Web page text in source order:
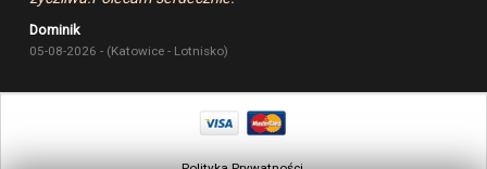
Dominik
05-08-2026 - (Katowice - Lotnisko)